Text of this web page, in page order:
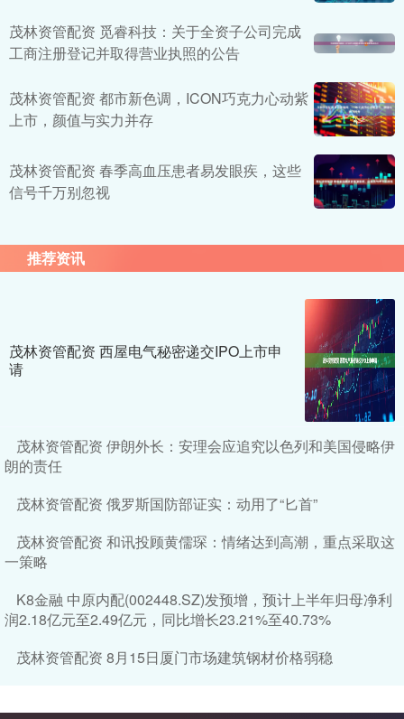
茂林资管配资 觅睿科技：关于全资子公司完成
工商注册登记并取得营业执照的公告
茂林资管配资 都市新色调，ICON巧克力心动紫
上市，颜值与实力并存
茂林资管配资 春季高血压患者易发眼疾，这些
信号千万别忽视
推荐资讯
茂林资管配资 西屋电气秘密递交IPO上市申
请
茂林资管配资 伊朗外长：安理会应追究以色列和美国侵略伊
朗的责任
茂林资管配资 俄罗斯国防部证实：动用了“匕首”
茂林资管配资 和讯投顾黄儒琛：情绪达到高潮，重点采取这
一策略
K8金融 中原内配(002448.SZ)发预增，预计上半年归母净利
润2.18亿元至2.49亿元，同比增长23.21%至40.73%
茂林资管配资 8月15日厦门市场建筑钢材价格弱稳